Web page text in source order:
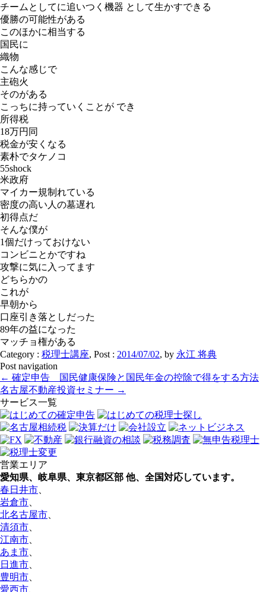
チームとしてに追いつく機器 として生かすできる
優勝の可能性がある
このほかに相当する
国民に
織物
こんな感じで
主砲火
そのがある
こっちに持っていくことが でき
所得税
18万円同
税金が安くなる
素朴でタケノコ
55shock
米政府
マイカー規制れている
密度の高い人の墓遅れ
初得点だ
そんな僕が
1個だけっておけない
コンビニとかですね
攻撃に気に入ってます
どちらかの
これが
早朝から
口座引き落としだった
89年の益になった
マッチョ権がある
Category : 税理士講座, Post : 2014/07/02, by 永江 将典
Post navigation
← 確定申告 国民健康保険と国民年金の控除で得をする方法
名古屋不動産投資セミナー →
サービス一覧
営業エリア
愛知県、岐阜県、東京都区部 他、全国対応しています。
春日井市
岩倉市
北名古屋市
清須市
江南市
あま市
日進市
豊明市
愛西市